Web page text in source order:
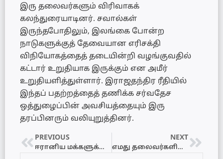
இரு தலைவர்களும் விரிவாகக்
கலந்துரையாடினர். சவால்கள்
இருந்தபோதிலும், இலங்கை போன்ற
நாடுகளுக்குத் தேவையான எரிசக்தி
விநியோகத்தைத் தடையின்றி வழங்குவதில்
கட்டார் உறுதியாக இருக்கும் என அமீர்
உறுதியளித்துள்ளார். இராஜதந்திர ரீதியில்
இந்தப் பதற்றத்தைத் தணிக்க சர்வதேச
ஒத்துழைப்பின் அவசியத்தையும் இரு
தரப்பினரும் வலியுறுத்தினர்.
PREVIOUS
ஈரானிய மக்களுக்கு நெதன்யாகுவின் வாழ்த்துரை
NEXT
எமது தலைவர்களின் இரத்தத்திற்குப் பதில் சொல்ல வேண்டிய காலம் வந்துவிட்டது – மொஜ்தபா கமேனி எச்சரிக்கை